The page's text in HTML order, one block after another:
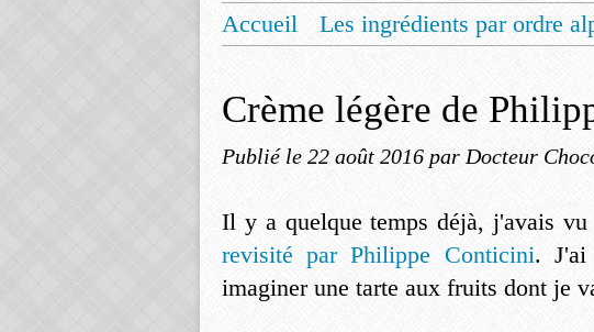
Accueil Les ingrédients par ordre
Crème légère de
Publié le 22 août 2016 par Docteur
Il y a quelque temps déjà, j'avais
revisité par Philippe Conticini. J'ai
imaginer une tarte aux fruits dont je